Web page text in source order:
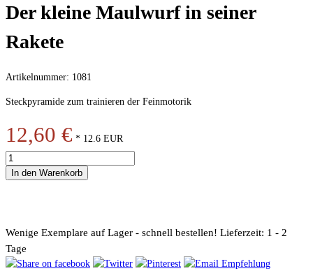
Der kleine Maulwurf in seiner
Rakete
Artikelnummer: 1081
Steckpyramide zum trainieren der Feinmotorik
12,60 € * 12.6 EUR
In den Warenkorb
Wenige Exemplare auf Lager - schnell bestellen! Lieferzeit: 1 - 2
Tage